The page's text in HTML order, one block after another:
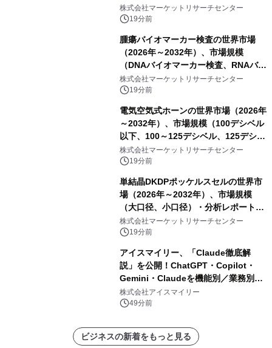
株式会社マーケットリサーチセンター
19分前
腫瘍バイオマーカー検査の世界市場
（2026年～2032年）、市場規模
（DNAバイオマーカー検査、RNAバイ
オマーカー検査、タンパク質バイオマ
ーカー検査、細胞ベースのバイオマー
査）・分析レポートを発表
株式会社マーケットリサーチセンター
19分前
電気空気式ホーンの世界市場（2026年
～2032年）、市場規模（100デシベル
以下、100～125デシベル、125デシベ
ル以上）・分析レポートを発表
株式会社マーケットリサーチセンター
19分前
単結晶DKDPポッケルスセルの世界市
場（2026年～2032年）、市場規模
（大口径、小口径）・分析レポートを
発表
株式会社マーケットリサーチセンター
19分前
アイスマイリー、「Claude徹底解
説」を公開！ChatGPT・Copilot・
Gemini・Claudeを機能別／業務別に
比較―自社に合う生成AIの選び方がわ
かる実践ガイド
株式会社アイスマイリー
49分前
ビジネスの新着をもっと見る